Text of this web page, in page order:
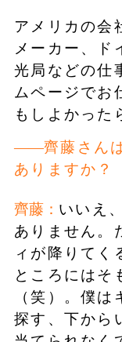
アメリカの会
メーカー、ド
光局などの仕
ムページでお
もしよかった
齊藤さん
ありますか？
齊藤： いいえ
ありません。
ィが降りてく
ところにはそ
（笑）。僕
探す、下から